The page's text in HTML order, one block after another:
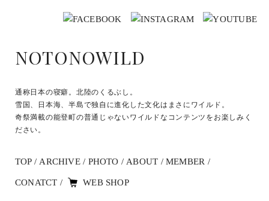
NOTONOWILD
通称日本の寝癖。北陸のくるぶし。
雪国、日本海、半島で独自に進化した文化はまさにワイルド。
奇祭満載の能登町の普通じゃないワイルドなコンテンツをお楽しみく
ださい。
TOP ARCHIVE PHOTO ABOUT MEMBER
CONATCT WEB SHOP